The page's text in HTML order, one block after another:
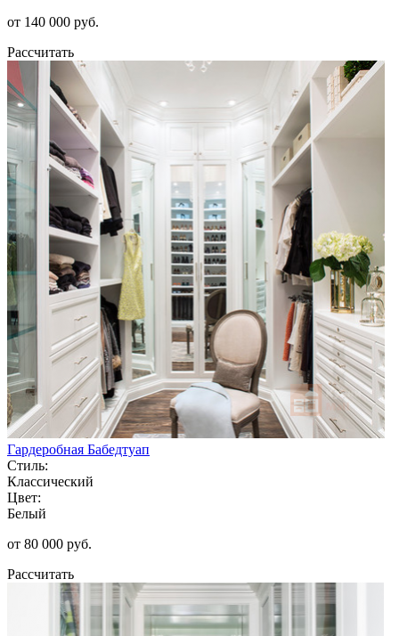
от 140 000 руб.
Рассчитать
Гардеробная Бабедтуап
Стиль:
Классический
Цвет:
Белый
от 80 000 руб.
Рассчитать